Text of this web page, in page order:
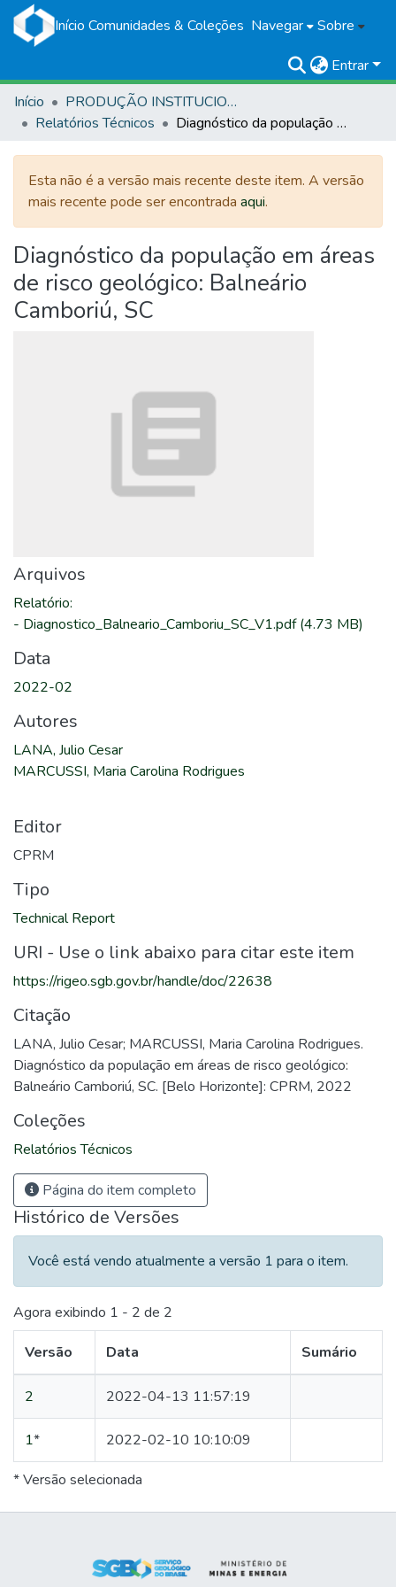
Início Comunidades & Coleções Navegar Sobre
Entrar
Início
PRODUÇÃO INSTITUCIONAL
Relatórios Técnicos
Diagnóstico da população em áreas de risco geológico: Balneário Camboriú, SC
Esta não é a versão mais recente deste item. A versão
mais recente pode ser encontrada aqui.
Diagnóstico da população em áreas
de risco geológico: Balneário
Camboriú, SC
Arquivos
Relatório:
- Diagnostico_Balneario_Camboriu_SC_V1.pdf(4.73 MB)
Data
2022-02
Autores
LANA, Julio Cesar
MARCUSSI, Maria Carolina Rodrigues
Editor
CPRM
Tipo
Technical Report
URI - Use o link abaixo para citar este item
https://rigeo.sgb.gov.br/handle/doc/22638
Citação
LANA, Julio Cesar; MARCUSSI, Maria Carolina Rodrigues.
Diagnóstico da população em áreas de risco geológico:
Balneário Camboriú, SC. [Belo Horizonte]: CPRM, 2022
Coleções
Relatórios Técnicos
Página do item completo
Histórico de Versões
Você está vendo atualmente a versão 1 para o item.
Agora exibindo 1 - 2 de 2
Versão Data Sumário
2 2022-04-13 11:57:19
1* 2022-02-10 10:10:09
* Versão selecionada